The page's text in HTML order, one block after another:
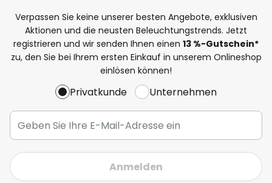
Verpassen Sie keine unserer besten Angebote, exklusiven
Aktionen und die neusten Beleuchtungstrends. Jetzt
registrieren und wir senden Ihnen einen 13 %-Gutschein*
zu, den Sie bei Ihrem ersten Einkauf in unserem Onlineshop
einlösen können!
Privatkunde Unternehmen
Anmelden